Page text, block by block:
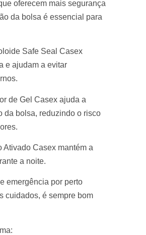
oferecem mais segurança
da bolsa é essencial para
Safe Seal Casex
e ajudam a evitar
de Gel Casex ajuda a
da bolsa, reduzindo o risco
Ativado Casex mantém a
a noite.
emergência por perto
cuidados, é sempre bom